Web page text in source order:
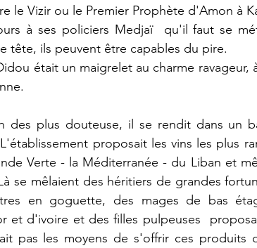
le Vizir ou le Premier Prophète d'Amon à
à ses policiers Medjaï  qu'il faut se
tête, ils peuvent être capables du pire.
était un maigrelet au charme ravageur,
des plus douteuse, il se rendit dans un
proposait les vins les plus
Verte - la Méditerranée - du Liban et
se mêlaient des héritiers de grandes
en goguette, des mages de bas
et d'ivoire et des filles pulpeuses
pas les moyens de s'offrir ces produits